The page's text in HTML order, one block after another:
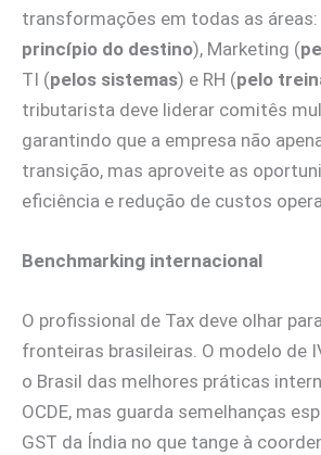
transformações em todas as
princípio do destino), Marketing (
TI (pelos sistemas) e RH (pelo
tributarista deve liderar comitês
garantindo que a empresa não
transição, mas aproveite as
eficiência e redução de custos
Benchmarking internacional
O profissional de Tax deve olhar
fronteiras brasileiras. O modelo de
o Brasil das melhores práticas
OCDE, mas guarda semelhanças
GST da Índia no que tange à